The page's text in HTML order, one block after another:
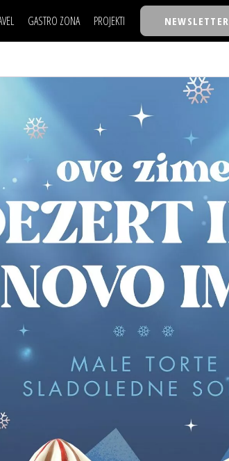
GASTRO ZONA PROJEKTI
30 ISPOD 30
BACK TO OFFICE/SCHOOL
BIZBENDOVI
BMW BIZNIS LIGA
BIZLIFE WEEK
IZJAVA GODINE
NEWSLETTER
NAJKOLEGA
30 ISPOD 30
BACK TO OFFICE/SCHOOL
BIZBENDOVI
BMW BIZNIS LIGA
BIZLIFE WEEK
IZJAVA GODINE